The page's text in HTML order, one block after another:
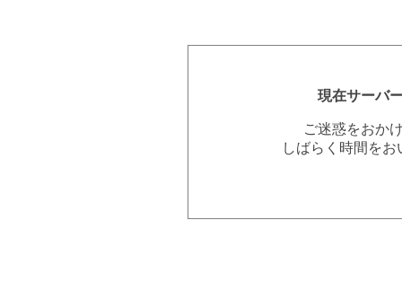
現在サーバ
ご迷惑をおか
しばらく時間を